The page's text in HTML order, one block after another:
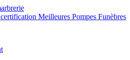
Meilleures Pompes Funèbres